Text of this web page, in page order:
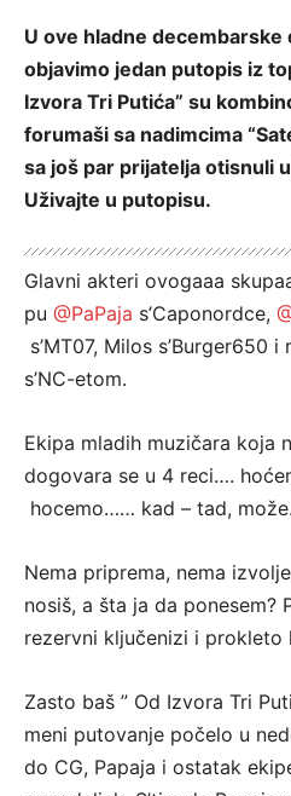
U ove hladne decembarske
objavimo jedan putopis iz
Izvora Tri Putića” su
forumaši sa nadimcima
sa još par prijatelja otisnuli
Uživajte u putopisu.
Glavni akteri ovogaaa
pu @PaPaja s’Caponordce,
s’MT07, Milos s’Burger650
s’NC-etom.
Ekipa mladih muzičara koja
dogovara se u 4 reci….
hocemo…… kad – tad,
Nema priprema, nema
nosiš, a šta ja da ponesem?
rezervni ključenizi i prokleto
Zasto baš ” Od Izvora Tri
meni putovanje počelo u
do CG, Papaja i ostatak